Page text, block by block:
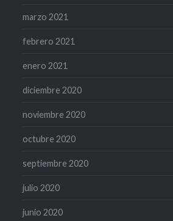
marzo 2021
febrero 2021
enero 2021
diciembre 2020
noviembre 2020
octubre 2020
septiembre 2020
julio 2020
junio 2020